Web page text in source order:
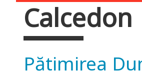
Eşti aici
Calcedon
Pătimirea